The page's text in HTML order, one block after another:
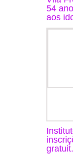
54
aos